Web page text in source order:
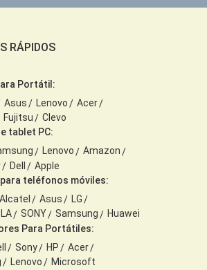
RÁPIDOS
Portátil:
Asus Lenovo
Acer
Fujitsu
Clevo
tablet PC:
Lenovo
Amazon
Dell
Apple
teléfonos móviles:
Alcatel Asus
LG
SONY Samsung
Huawei
Para Portátiles:
Sony HP
Acer
Lenovo Microsoft